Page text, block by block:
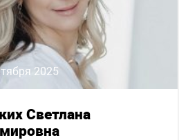
2025
Светлана